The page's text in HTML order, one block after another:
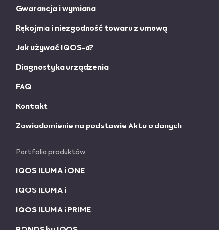
Gwarancja i wymiana
Rękojmia i niezgodność towaru z umową
Jak używać IQOS-a?
Diagnostyka urządzenia
FAQ
Kontakt
Zawiadomienie na podstawie Aktu o danych
Portfolio produktów
IQOS ILUMA i ONE
IQOS ILUMA i
IQOS ILUMA i PRIME